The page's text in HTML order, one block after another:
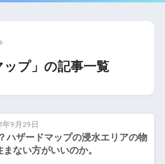
ップ」の記事一覧
年9月29日
ハザードマップの浸水エリアの物
まない方がいいのか。